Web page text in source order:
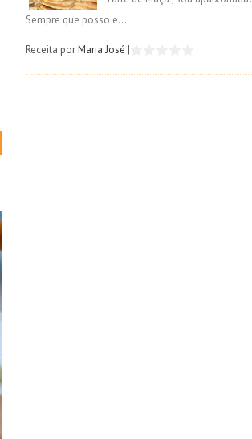
Sempre que posso e...
Receita porMaria José |